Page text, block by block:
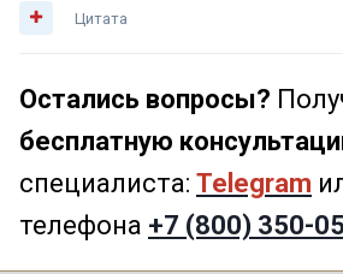
Цитата
Остались вопросы?
бесплатную
специалиста: Telegram
телефона +7 (800) 350-